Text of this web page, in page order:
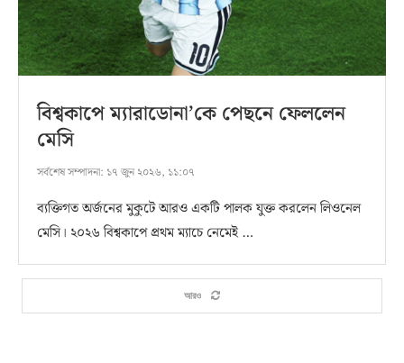
বিশ্বকাপে ম্যারাডোনা’কে পেছনে ফেললেন
মেসি
সর্বশেষ সম্পাদনা: ১৭ জুন ২০২৬, ১১:০৭
ব্যক্তিগত অর্জনের মুকুটে আরও একটি পালক যুক্ত করলেন লিওনেল
মেসি। ২০২৬ বিশ্বকাপে প্রথম ম্যাচে নেমেই …
আরও